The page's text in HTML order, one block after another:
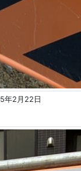
年2月22日